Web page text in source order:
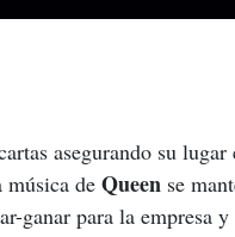
asegurando su
música de Queen se
ganar para la empresa y